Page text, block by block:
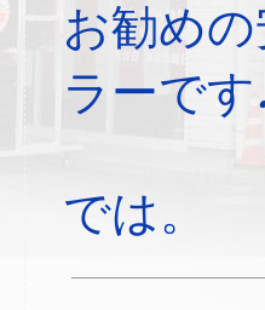
お勧め
ラーです
では。